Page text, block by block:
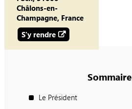
Châlons-en-
Champagne, France
S'y rendre
Sommaire
Le Président